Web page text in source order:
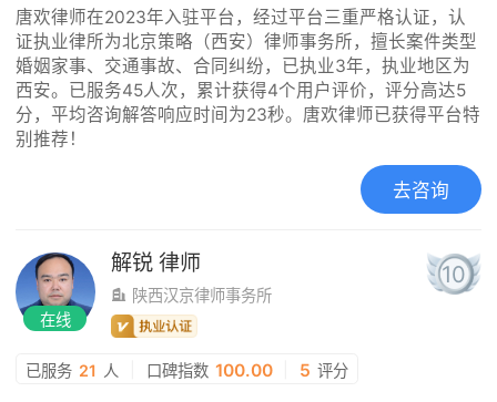
唐欢律师在2023年入驻平台，经过平台三重严格认证，认
证执业律所为北京策略（西安）律师事务所，擅长案件类型
婚姻家事、交通事故、合同纠纷，已执业3年，执业地区为
西安。已服务45人次，累计获得4个用户评价，评分高达5
分，平均咨询解答响应时间为23秒。唐欢律师已获得平台特
别推荐！
去咨询
在线
解锐 律师
陕西汉京律师事务所
10
已服务 21 人 口碑指数 100.00 5 评分